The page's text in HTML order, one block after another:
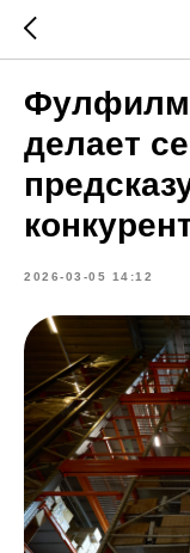
делает
2026-03-05 14:12